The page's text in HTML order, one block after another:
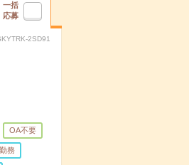
一括
応募
2SD91
OA不要
務